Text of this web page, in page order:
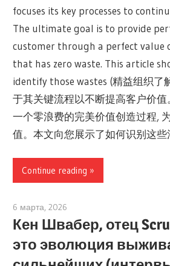
focuses its key processes to
The ultimate goal is to provide
customer through a perfect value
that has zero waste. This article
identify those wastes (精益组织了
于其关键流程以不断提高客户价
一个零浪费的完美价值创造过程,
值。本文向您展示了如何识别这些
Continue reading
6 марта, 2026
Кен Швабер, отец
это эволюция